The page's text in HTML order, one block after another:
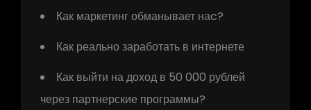
Как маркетинг обманывает наc?
Как реально заработать в интернете
Как выйти на доход в 50 000 рублей
через партнерские программы?